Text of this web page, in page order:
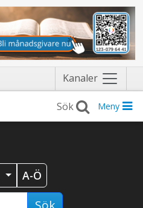
Kanaler Näytä
valikko
Meny
A-Ö